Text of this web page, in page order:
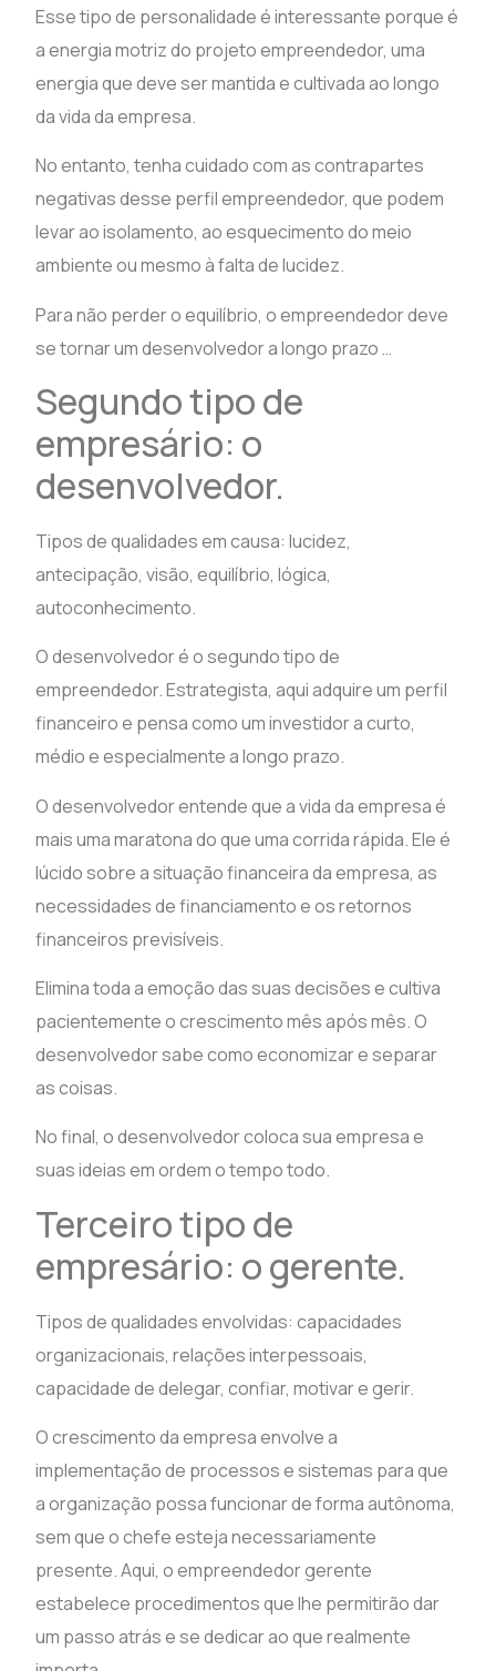
Esse tipo de personalidade é interessante porque é
a energia motriz do projeto empreendedor, uma
energia que deve ser mantida e cultivada ao longo
da vida da empresa.
No entanto, tenha cuidado com as contrapartes
negativas desse perfil empreendedor, que podem
levar ao isolamento, ao esquecimento do meio
ambiente ou mesmo à falta de lucidez.
Para não perder o equilíbrio, o empreendedor deve
se tornar um desenvolvedor a longo prazo …
Segundo tipo de
empresário: o
desenvolvedor.
Tipos de qualidades em causa: lucidez,
antecipação, visão, equilíbrio, lógica,
autoconhecimento.
O desenvolvedor é o segundo tipo de
empreendedor. Estrategista, aqui adquire um perfil
financeiro e pensa como um investidor a curto,
médio e especialmente a longo prazo.
O desenvolvedor entende que a vida da empresa é
mais uma maratona do que uma corrida rápida. Ele é
lúcido sobre a situação financeira da empresa, as
necessidades de financiamento e os retornos
financeiros previsíveis.
Elimina toda a emoção das suas decisões e cultiva
pacientemente o crescimento mês após mês. O
desenvolvedor sabe como economizar e separar
as coisas.
No final, o desenvolvedor coloca sua empresa e
suas ideias em ordem o tempo todo.
Terceiro tipo de
empresário: o gerente.
Tipos de qualidades envolvidas: capacidades
organizacionais, relações interpessoais,
capacidade de delegar, confiar, motivar e gerir.
O crescimento da empresa envolve a
implementação de processos e sistemas para que
a organização possa funcionar de forma autônoma,
sem que o chefe esteja necessariamente
presente. Aqui, o empreendedor gerente
estabelece procedimentos que lhe permitirão dar
um passo atrás e se dedicar ao que realmente